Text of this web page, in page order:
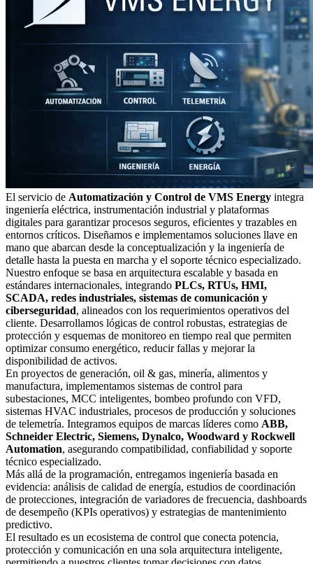
El servicio de Automatización y Control de VMS Energy integra
ingeniería eléctrica, instrumentación industrial y plataformas
digitales para garantizar procesos seguros, eficientes y trazables en
entornos críticos. Diseñamos e implementamos soluciones llave en
mano que abarcan desde la conceptualización y la ingeniería de
detalle hasta la puesta en marcha y el soporte técnico especializado.
Nuestro enfoque se basa en arquitectura escalable y basada en
estándares internacionales, integrando PLCs, RTUs, HMI,
SCADA, redes industriales, sistemas de comunicación y
ciberseguridad, alineados con los requerimientos operativos del
cliente. Desarrollamos lógicas de control robustas, estrategias de
protección y esquemas de monitoreo en tiempo real que permiten
optimizar consumo energético, reducir fallas y mejorar la
disponibilidad de activos.
En proyectos de generación, oil & gas, minería, alimentos y
manufactura, implementamos sistemas de control para
subestaciones, MCC inteligentes, bombeo profundo con VFD,
sistemas HVAC industriales, procesos de producción y soluciones
de telemetría. Integramos equipos de marcas líderes como ABB,
Schneider Electric, Siemens, Dynalco, Woodward y Rockwell
Automation, asegurando compatibilidad, confiabilidad y soporte
técnico especializado.
Más allá de la programación, entregamos ingeniería basada en
evidencia: análisis de calidad de energía, estudios de coordinación
de protecciones, integración de variadores de frecuencia, dashboards
de desempeño (KPIs operativos) y estrategias de mantenimiento
predictivo.
El resultado es un ecosistema de control que conecta potencia,
protección y comunicación en una sola arquitectura inteligente,